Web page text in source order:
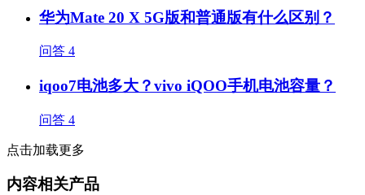
华为Mate 20 X 5G版和普通版有什么区别？
问答 4
iqoo7电池多大？vivo iQOO手机电池容量？
问答 4
点击加载更多
内容相关产品